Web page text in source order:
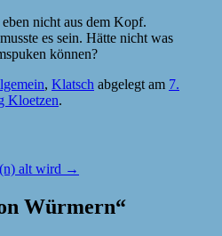
nicht aus dem Kopf.
es sein. Hätte nicht was
können?
, Klatsch abgelegt am 7.
Kloetzen.
alt wird →
Würmern“